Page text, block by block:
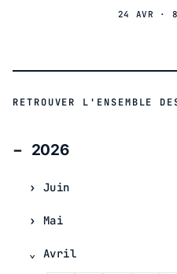
24 AVR ·
RETROUVER L'ENSEMBLE
2026
Juin
Mai
Avril